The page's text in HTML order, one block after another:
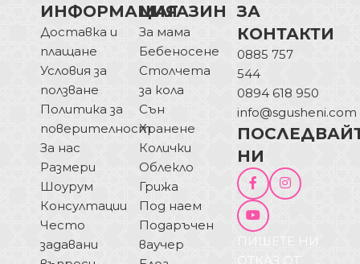
ИНФОРМАЦИЯ
Доставка и
плащане
Условия за
ползване
Политика за
поверителност
За нас
Размери
Шоурум
Консултации
Често
задавани
МАГАЗИН
За мама
Бебеносене
Столчета
за кола
Сън
Хранене
Колички
Облекло
Грижа
Под наем
Подаръчен
ваучер
ЗА
КОНТАКТИ
0885 757
544
0894 618 950
info@sgusheni.com
НИ